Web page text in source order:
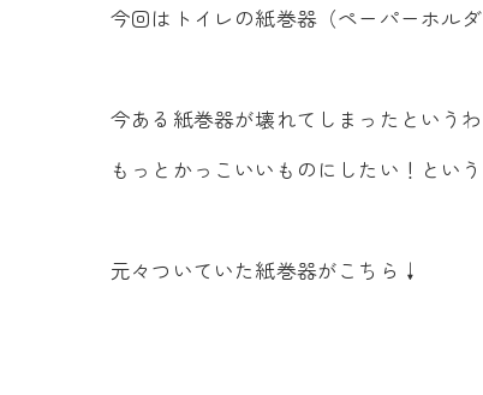
今回はトイレの紙巻器（ペーパーホル
今ある紙巻器が壊れてしまったというわ
もっとかっこいいものにしたい！とい
元々ついていた紙巻器がこちら↓